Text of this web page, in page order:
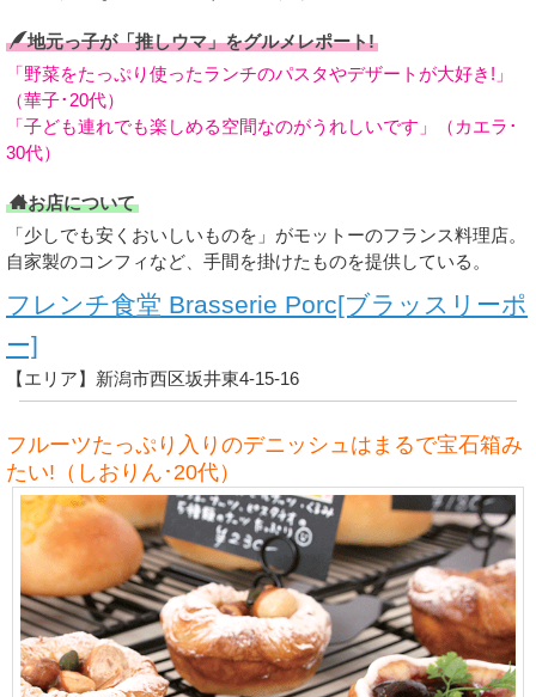
地元っ子が「推しウマ」をグルメレポート!
「野菜をたっぷり使ったランチのパスタやデザートが大好き!」
（華子･20代）
「子ども連れでも楽しめる空間なのがうれしいです」（カエラ･
30代）
お店について
「少しでも安くおいしいものを」がモットーのフランス料理店。
自家製のコンフィなど、手間を掛けたものを提供している。
フレンチ食堂 Brasserie Porc[ブラッスリーポ
ー]
【エリア】新潟市西区坂井東4-15-16
フルーツたっぷり入りのデニッシュはまるで宝石箱み
たい!（しおりん･20代）